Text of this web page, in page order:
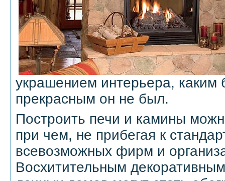
украшением интерьера,
прекрасным он не был.
Построить печи и камины
при чем, не прибегая к
всевозможных фирм и
Восхитительным